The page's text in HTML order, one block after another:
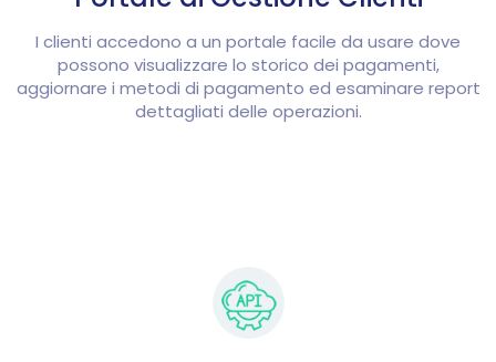
I clienti accedono a un portale facile da usare dove
possono visualizzare lo storico dei pagamenti,
aggiornare i metodi di pagamento ed esaminare report
dettagliati delle operazioni.